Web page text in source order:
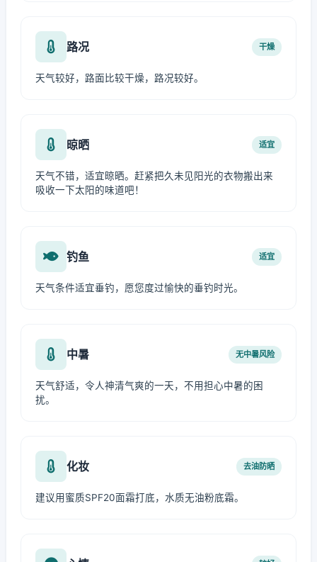
路况 干燥
天气较好，路面比较干燥，路况较好。
晾晒 适宜
天气不错，适宜晾晒。赶紧把久未见阳光的衣物搬出来
吸收一下太阳的味道吧！
钓鱼 适宜
天气条件适宜垂钓，愿您度过愉快的垂钓时光。
中暑 无中暑风险
天气舒适，令人神清气爽的一天，不用担心中暑的困
扰。
化妆 去油防晒
建议用蜜质SPF20面霜打底，水质无油粉底霜。